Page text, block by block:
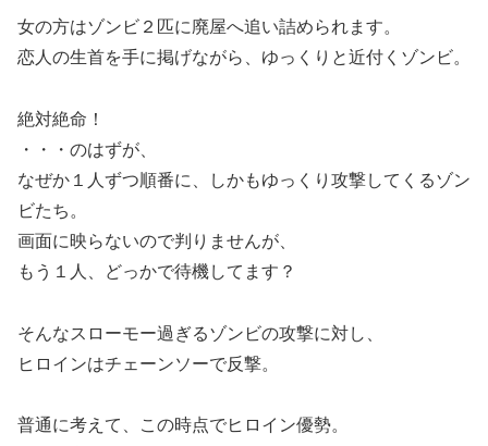
女の方はゾンビ２匹に廃屋へ追い詰められます。
恋人の生首を手に掲げながら、ゆっくりと近付くゾンビ。
絶対絶命！
・・・のはずが、
なぜか１人ずつ順番に、しかもゆっくり攻撃してくるゾン
ビたち。
画面に映らないので判りませんが、
もう１人、どっかで待機してます？
そんなスローモー過ぎるゾンビの攻撃に対し、
ヒロインはチェーンソーで反撃。
普通に考えて、この時点でヒロイン優勢。